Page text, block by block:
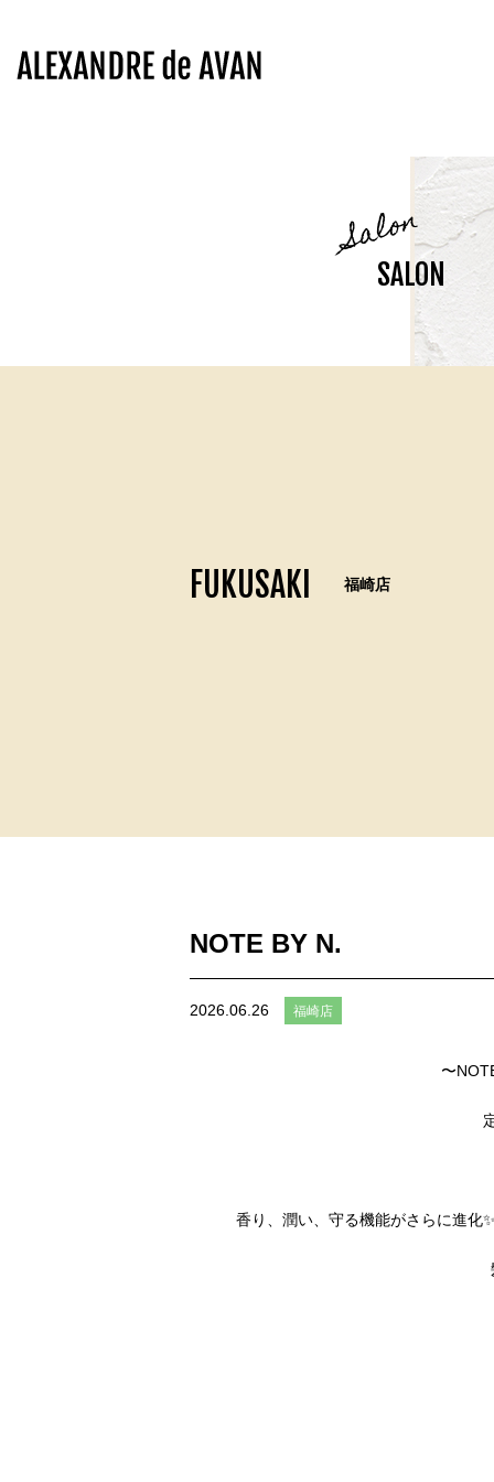
Salon
SALON
FUKUSAKI 福崎店
NOTE BY N.
2026.06.26 福崎店
〜
香り、潤い、守る機能がさらに進化